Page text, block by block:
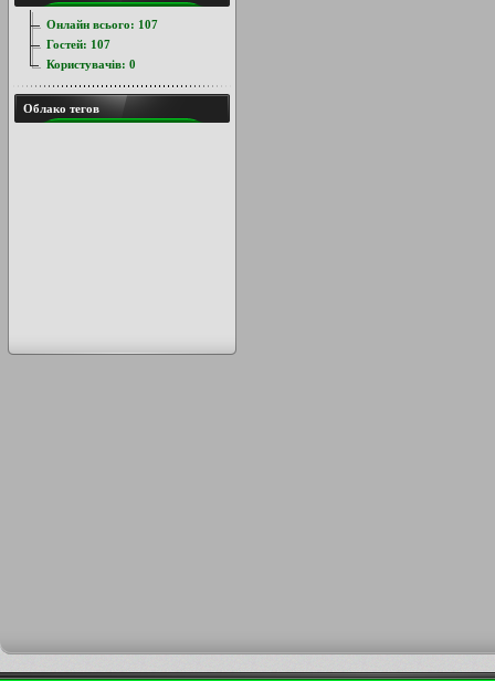
Онлайн всього: 107
Гостей: 107
Користувачів: 0
Облако тегов